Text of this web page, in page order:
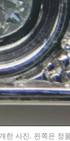
한 사진. 왼쪽은 정